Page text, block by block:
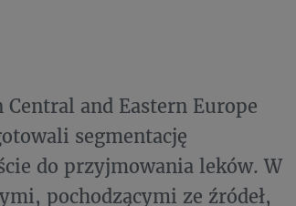
and Eastern Europe
segmentację
do przyjmowania leków. W
pochodzącymi ze źródeł,